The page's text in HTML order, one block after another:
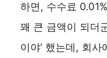
하면, 수수료
꽤 큰 금액이 되더
이야’ 했는데, 회